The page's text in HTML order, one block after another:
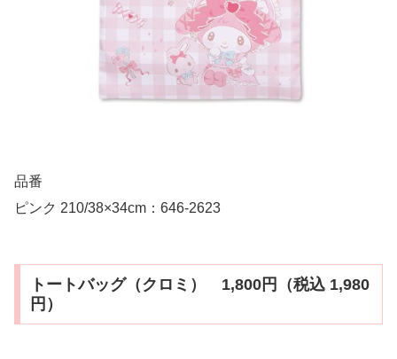
品番
ピンク 210/38×34cm：646-2623
トートバッグ（クロミ） 1,800円（税込 1,980
円）